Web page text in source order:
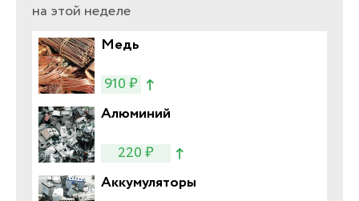
на этой неделе
Медь
910 ₽
Алюминий
220 ₽
Аккумуляторы